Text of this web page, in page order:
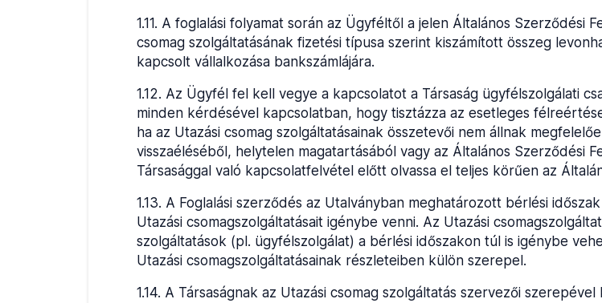
1.11. A foglalási folyamat során az Ügyféltől a jelen Általános Szerződési
csomag szolgáltatásának fizetési típusa szerint kiszámított összeg
kapcsolt vállalkozása bankszámlájára.
1.12. Az Ügyfél fel kell vegye a kapcsolatot a Társaság ügyfélszolgálati
minden kérdésével kapcsolatban, hogy tisztázza az esetleges
ha az Utazási csomag szolgáltatásainak összetevői nem állnak
visszaéléséből, helytelen magatartásából vagy az Általános Szerződési
Társasággal való kapcsolatfelvétel előtt olvassa el teljes körűen az
1.13. A Foglalási szerződés az Utalványban meghatározott bérlési
Utazási csomagszolgáltatásait igénybe venni. Az Utazási
szolgáltatások (pl. ügyfélszolgálat) a bérlési időszakon túl is igénybe
Utazási csomagszolgáltatásainak részleteiben külön szerepel.
1.14. A Társaságnak az Utazási csomag szolgáltatás szervezői